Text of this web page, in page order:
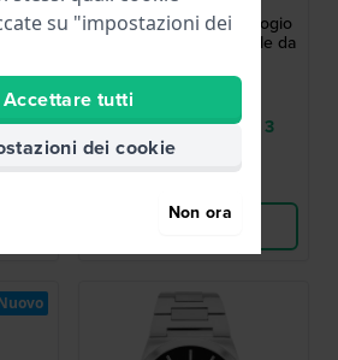
Empower 40 mm Orologio
al quarzo canna di fucile da
● Consegna in 2 a 3
giorni lavorativi
Vedi i prodotti
su "impostazioni dei
Accettare tutti
dei cookie
Non ora